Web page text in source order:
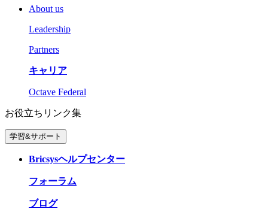
About us
Leadership
Partners
キャリア
Octave Federal
お役立ちリンク集
学習&サポート
Bricsysヘルプセンター
フォーラム
ブログ